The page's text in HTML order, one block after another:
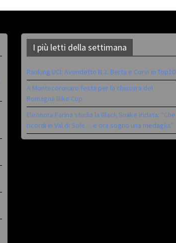
I più letti della settimana
Ranking UCI: Avondetto N.2. Berta e Corvi in Top10
A Montecoronaro festa per la chiusura del
Romagna Bike Cup
Eleonora Farina studia la Black Snake iridata: “Che
ricordi in Val di Sole… e ora sogno una medaglia”